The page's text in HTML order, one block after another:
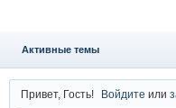
Активные темы
Привет, Гость! Войдите или